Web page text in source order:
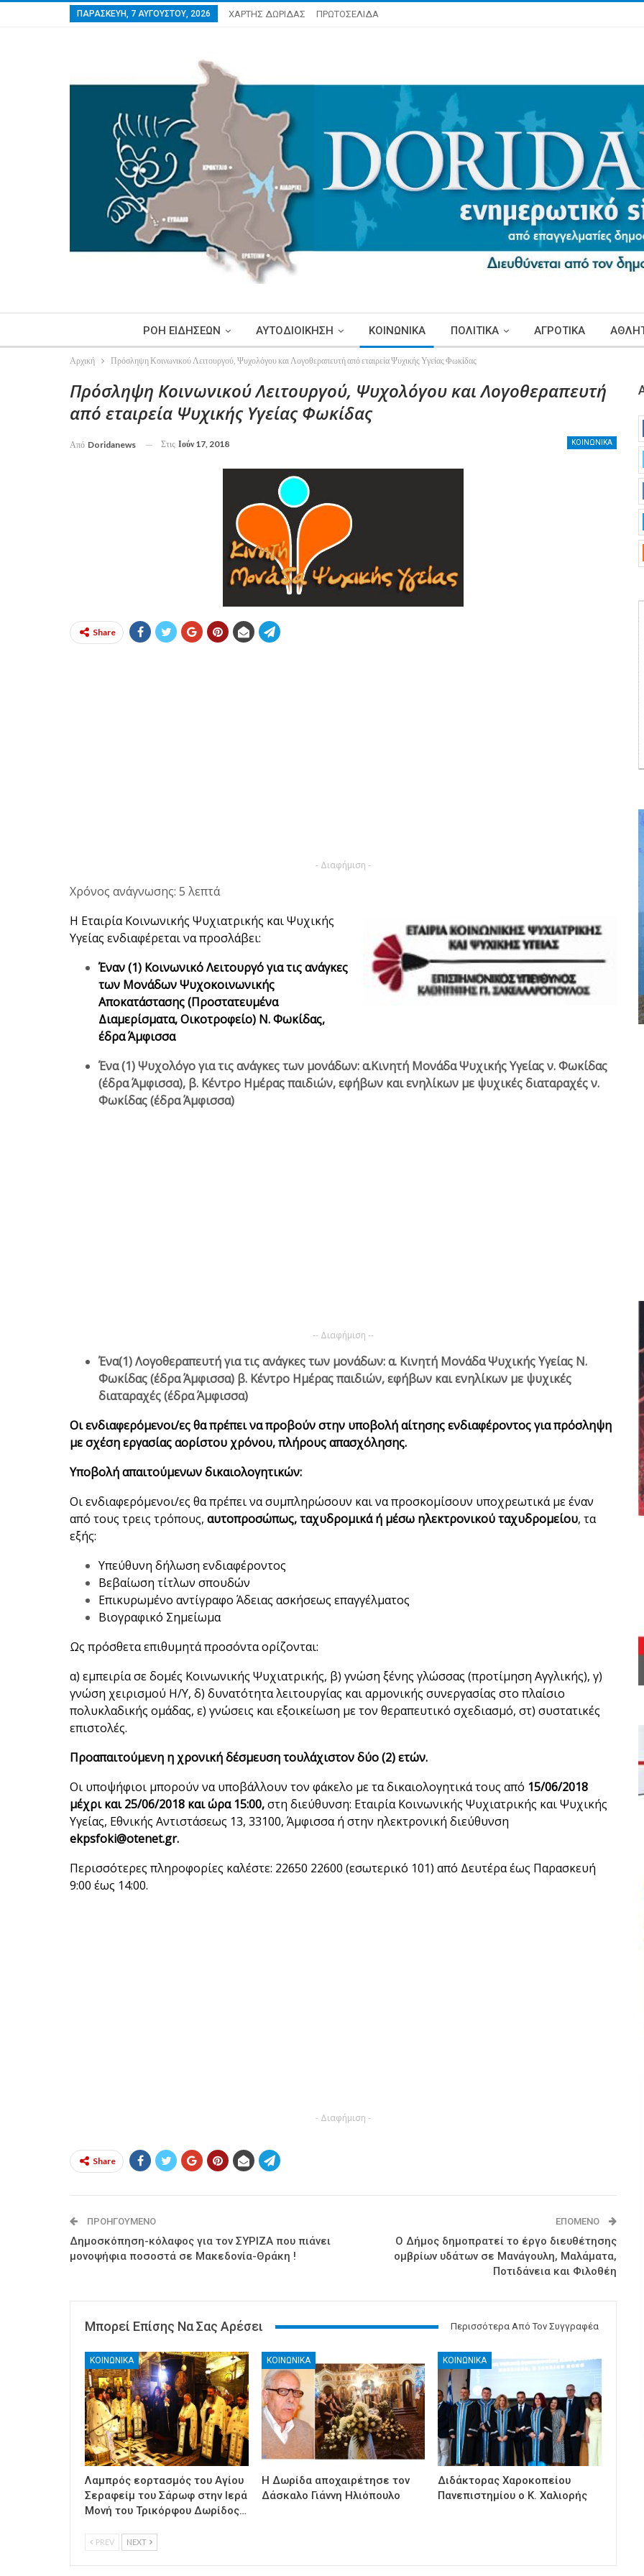
ΠΑΡΑΣΚΕΥΉ, 7 ΑΥΓΟΎΣΤΟΥ, 2026 ΧΑΡΤΗΣ ΔΩΡΙΔΑΣ ΠΡΩΤΟΣΕΛΙΔΑ
ΡΟΗ ΕΙΔΗΣΕΩΝ ΑΥΤΟΔΙΟΙΚΗΣΗ ΚΟΙΝΩΝΙΚΑ ΠΟΛΙΤΙΚΑ ΑΓΡΟΤΙΚΑ
Αρχική Πρόσληψη Κοινωνικού Λειτουργού, Ψυχολόγου και Λογοθεραπευτή από εταιρεία Ψυχικής Υγείας Φωκίδας
Πρόσληψη Κοινωνικού Λειτουργού, Ψυχολόγου και Λογοθεραπευτή
από εταιρεία Ψυχικής Υγείας Φωκίδας
ΚΟΙΝΩΝΙΚΑ
Από Doridanews Στις Ιούν 17, 2018
Share
- Διαφήμιση -
Χρόνος ανάγνωσης: 5 λεπτά
Η Εταιρία Κοινωνικής Ψυχιατρικής και Ψυχικής
Υγείας ενδιαφέρεται να προσλάβει:
Έναν (1) Κοινωνικό Λειτουργό για τις ανάγκες
των Μονάδων Ψυχοκοινωνικής
Αποκατάστασης (Προστατευμένα
Διαμερίσματα, Οικοτροφείο) Ν. Φωκίδας,
έδρα Άμφισσα
Ένα (1) Ψυχολόγο για τις ανάγκες των μονάδων: α.Κινητή Μονάδα Ψυχικής Υγείας ν. Φωκίδας
(έδρα Άμφισσα), β. Κέντρο Ημέρας παιδιών, εφήβων και ενηλίκων με ψυχικές διαταραχές ν.
Φωκίδας (έδρα Άμφισσα)
-- Διαφήμιση --
Ένα(1) Λογοθεραπευτή για τις ανάγκες των μονάδων: α. Κινητή Μονάδα Ψυχικής Υγείας Ν.
Φωκίδας (έδρα Άμφισσα) β. Κέντρο Ημέρας παιδιών, εφήβων και ενηλίκων με ψυχικές
διαταραχές (έδρα Άμφισσα)
Οι ενδιαφερόμενοι/ες θα πρέπει να προβούν στην υποβολή αίτησης ενδιαφέροντος για πρόσληψη
με σχέση εργασίας αορίστου χρόνου, πλήρους απασχόλησης.
Υποβολή απαιτούμενων δικαιολογητικών:
Οι ενδιαφερόμενοι/ες θα πρέπει να συμπληρώσουν και να προσκομίσουν υποχρεωτικά με έναν
από τους τρεις τρόπους, αυτοπροσώπως, ταχυδρομικά ή μέσω ηλεκτρονικού ταχυδρομείου, τα
εξής:
Υπεύθυνη δήλωση ενδιαφέροντος
Βεβαίωση τίτλων σπουδών
Επικυρωμένο αντίγραφο Άδειας ασκήσεως επαγγέλματος
Βιογραφικό Σημείωμα
Ως πρόσθετα επιθυμητά προσόντα ορίζονται:
α) εμπειρία σε δομές Κοινωνικής Ψυχιατρικής, β) γνώση ξένης γλώσσας (προτίμηση Αγγλικής), γ)
γνώση χειρισμού Η/Υ, δ) δυνατότητα λειτουργίας και αρμονικής συνεργασίας στο πλαίσιο
πολυκλαδικής ομάδας, ε) γνώσεις και εξοικείωση με τον θεραπευτικό σχεδιασμό, στ) συστατικές
επιστολές.
Προαπαιτούμενη η χρονική δέσμευση τουλάχιστον δύο (2) ετών.
Οι υποψήφιοι μπορούν να υποβάλλουν τον φάκελο με τα δικαιολογητικά τους από 15/06/2018
μέχρι και 25/06/2018 και ώρα 15:00,στη διεύθυνση: Εταιρία Κοινωνικής Ψυχιατρικής και Ψυχικής
Υγείας, Εθνικής Αντιστάσεως 13, 33100, Άμφισσα ή στην ηλεκτρονική διεύθυνση
ekpsfoki@otenet.gr.
Περισσότερες πληροφορίες καλέστε: 22650 22600 (εσωτερικό 101) από Δευτέρα έως Παρασκευή
9:00 έως 14:00.
- Διαφήμιση -
Share
ΠΡΟΗΓΟΎΜΕΝΟ
Δημοσκόπηση-κόλαφος για τον ΣΥΡΙΖΑ που πιάνει
μονοψήφια ποσοστά σε Μακεδονία-Θράκη !
ΕΠΌΜΕΝΟ
Ο Δήμος δημοπρατεί το έργο διευθέτησης
ομβρίων υδάτων σε Μανάγουλη, Μαλάματα,
Ποτιδάνεια και Φιλοθέη
Μπορεί Επίσης Να Σας Αρέσει Περισσότερα Από Τον Συγγραφέα
ΚΟΙΝΩΝΙΚΑ
Λαμπρός εορτασμός του Αγίου
Σεραφείμ του Σάρωφ στην Ιερά
Μονή του Τρικόρφου Δωρίδος…
ΚΟΙΝΩΝΙΚΑ
Η Δωρίδα αποχαιρέτησε τον
Δάσκαλο Γιάννη Ηλιόπουλο
ΚΟΙΝΩΝΙΚΑ
Διδάκτορας Χαροκοπείου
Πανεπιστημίου ο Κ. Χαλιορής
PREV NEXT